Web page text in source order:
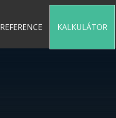
REFERENCE KALKULÁTOR